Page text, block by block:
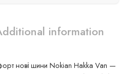
information
нові шини Nokian Hakka Van —